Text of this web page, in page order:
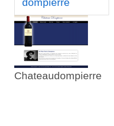
dompierre
Chateaudompierre